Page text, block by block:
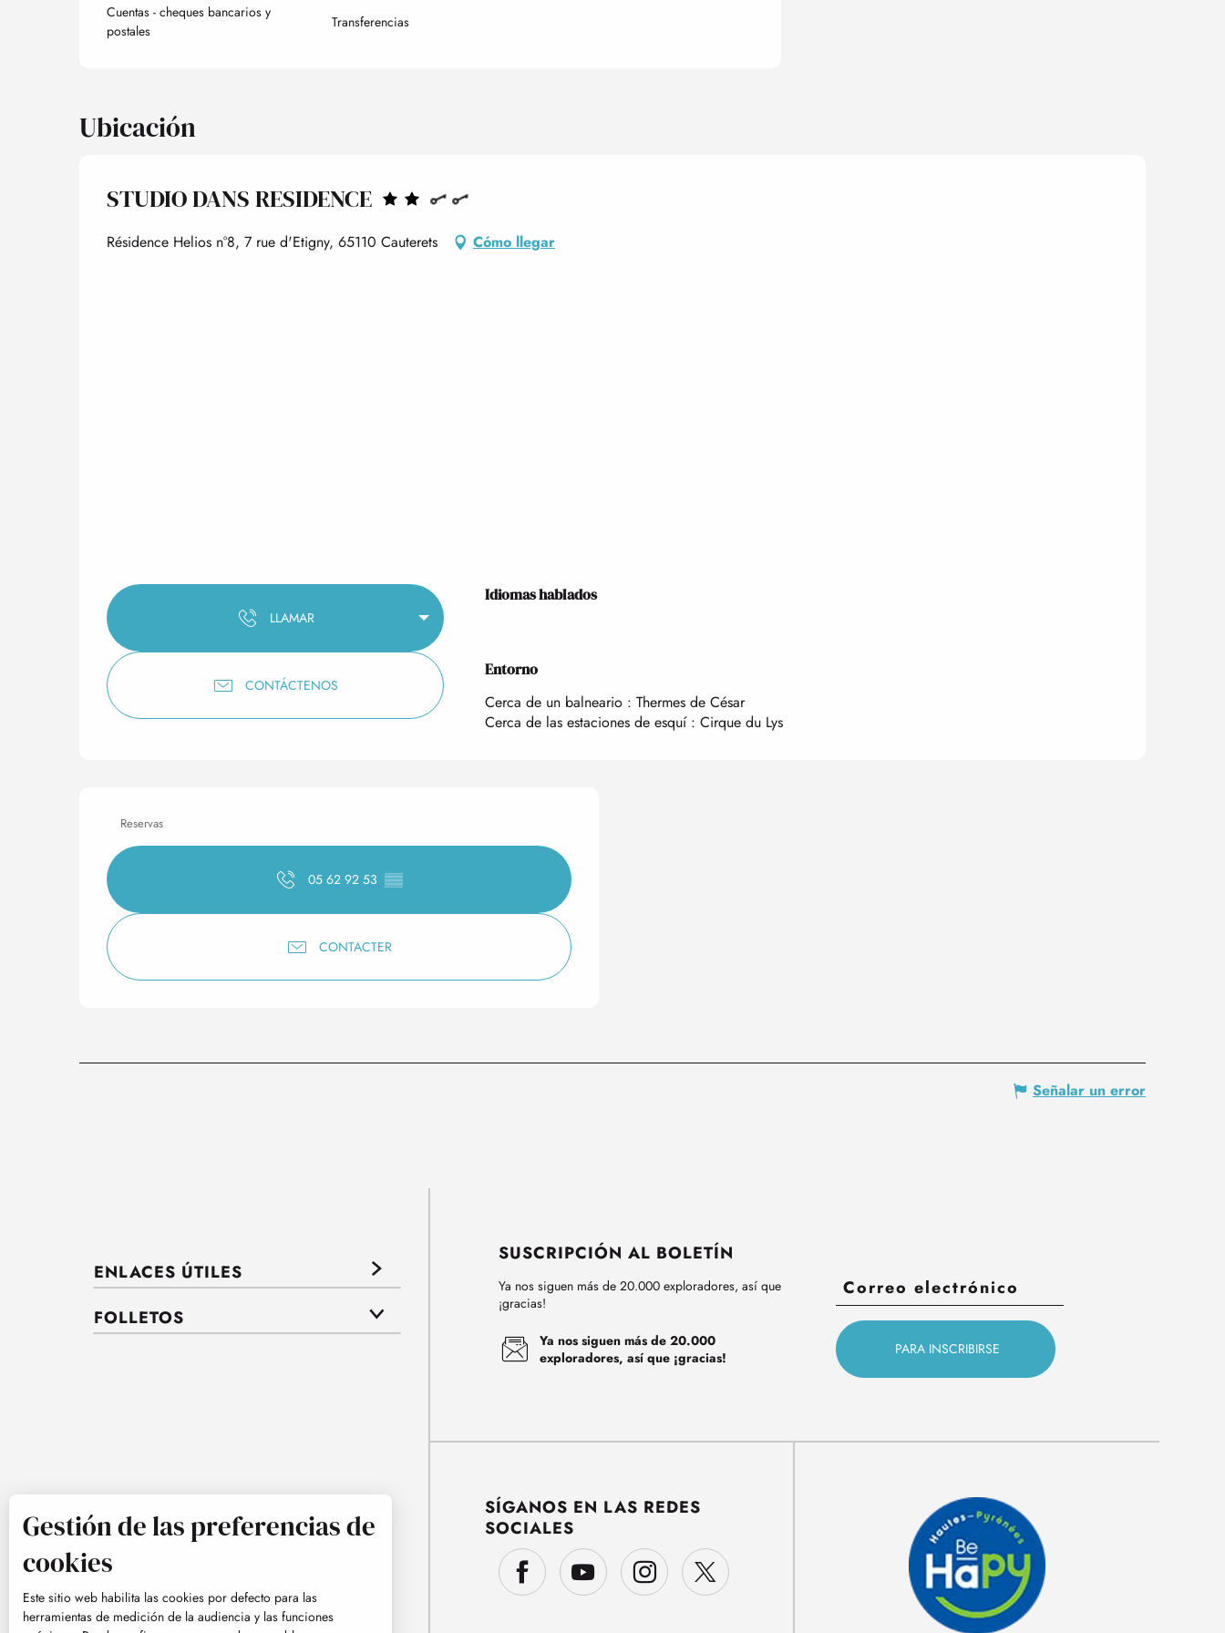
Cuentas - cheques bancarios y
postales
Transferencias
Ubicación
STUDIO DANS RESIDENCE
Résidence Helios n°8, 7 rue d'Etigny, 65110 Cauterets Cómo llegar
LLAMAR
CONTÁCTENOS
Idiomas hablados
Idiomas hablados
Entorno
Entorno
Cerca de un balneario : Thermes de César
Cerca de las estaciones de esquí : Cirque du Lys
Reservas
05 62 92 53 ▒▒
CONTACTER
Señalar un error
ENLACES ÚTILES
FOLLETOS
SUSCRIPCIÓN AL BOLETÍN
Ya nos siguen más de 20.000 exploradores, así que
¡gracias!
Ya nos siguen más de 20.000
exploradores, así que ¡gracias!
SÍGANOS EN LAS REDES
SOCIALES
Gestión de las preferencias de
cookies
Este sitio web habilita las cookies por defecto para las
herramientas de medición de la audiencia y las funciones